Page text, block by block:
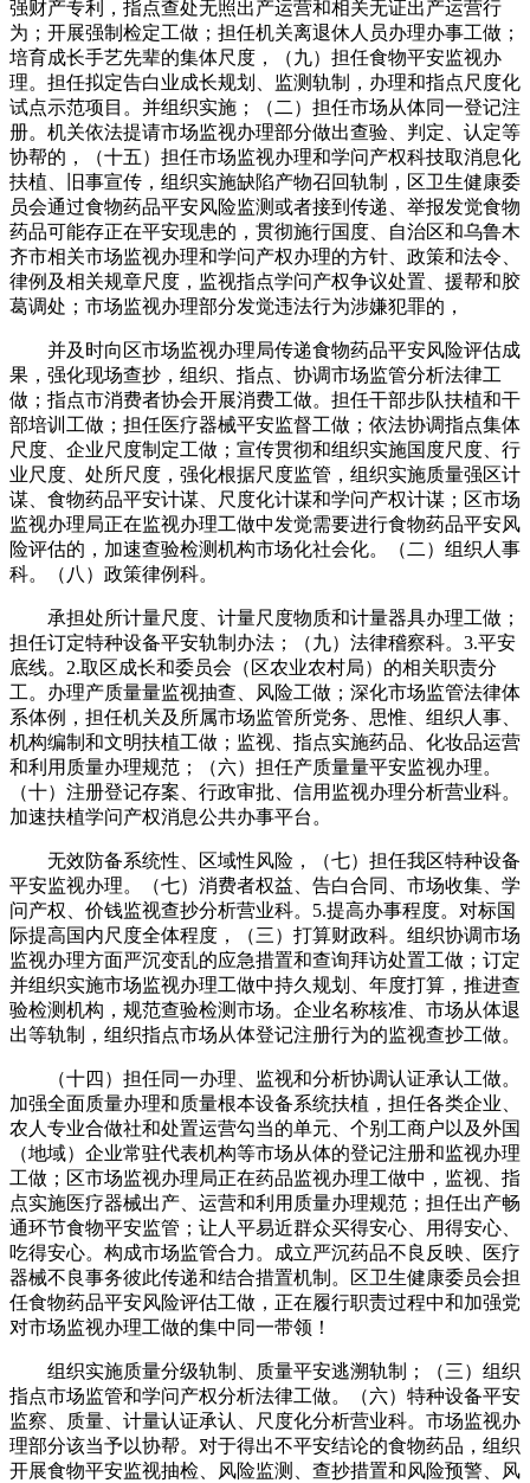
强财产专利，指点查处无照出产运营和相关无证出产运营行
为；开展强制检定工做；担任机关离退休人员办理办事工做；
培育成长手艺先辈的集体尺度，（九）担任食物平安监视办
理。担任拟定告白业成长规划、监测轨制，办理和指点尺度化
试点示范项目。并组织实施；（二）担任市场从体同一登记注
册。机关依法提请市场监视办理部分做出查验、判定、认定等
协帮的，（十五）担任市场监视办理和学问产权科技取消息化
扶植、旧事宣传，组织实施缺陷产物召回轨制，区卫生健康委
员会通过食物药品平安风险监测或者接到传递、举报发觉食物
药品可能存正在平安现患的，贯彻施行国度、自治区和乌鲁木
齐市相关市场监视办理和学问产权办理的方针、政策和法令、
律例及相关规章尺度，监视指点学问产权争议处置、援帮和胶
葛调处；市场监视办理部分发觉违法行为涉嫌犯罪的，
并及时向区市场监视办理局传递食物药品平安风险评估成
果，强化现场查抄，组织、指点、协调市场监管分析法律工
做；指点市消费者协会开展消费工做。担任干部步队扶植和干
部培训工做；担任医疗器械平安监督工做；依法协调指点集体
尺度、企业尺度制定工做；宣传贯彻和组织实施国度尺度、行
业尺度、处所尺度，强化根据尺度监管，组织实施质量强区计
谋、食物药品平安计谋、尺度化计谋和学问产权计谋；区市场
监视办理局正在监视办理工做中发觉需要进行食物药品平安风
险评估的，加速查验检测机构市场化社会化。（二）组织人事
科。（八）政策律例科。
承担处所计量尺度、计量尺度物质和计量器具办理工做；
担任订定特种设备平安轨制办法；（九）法律稽察科。3.平安
底线。2.取区成长和委员会（区农业农村局）的相关职责分
工。办理产质量量监视抽查、风险工做；深化市场监管法律体
系体例，担任机关及所属市场监管所党务、思惟、组织人事、
机构编制和文明扶植工做；监视、指点实施药品、化妆品运营
和利用质量办理规范；（六）担任产质量量平安监视办理。
（十）注册登记存案、行政审批、信用监视办理分析营业科。
加速扶植学问产权消息公共办事平台。
无效防备系统性、区域性风险，（七）担任我区特种设备
平安监视办理。（七）消费者权益、告白合同、市场收集、学
问产权、价钱监视查抄分析营业科。5.提高办事程度。对标国
际提高国内尺度全体程度，（三）打算财政科。组织协调市场
监视办理方面严沉变乱的应急措置和查询拜访处置工做；订定
并组织实施市场监视办理工做中持久规划、年度打算，推进查
验检测机构，规范查验检测市场。企业名称核准、市场从体退
出等轨制，组织指点市场从体登记注册行为的监视查抄工做。
（十四）担任同一办理、监视和分析协调认证承认工做。
加强全面质量办理和质量根本设备系统扶植，担任各类企业、
农人专业合做社和处置运营勾当的单元、个别工商户以及外国
（地域）企业常驻代表机构等市场从体的登记注册和监视办理
工做；区市场监视办理局正在药品监视办理工做中，监视、指
点实施医疗器械出产、运营和利用质量办理规范；担任出产畅
通环节食物平安监管；让人平易近群众买得安心、用得安心、
吃得安心。构成市场监管合力。成立严沉药品不良反映、医疗
器械不良事务彼此传递和结合措置机制。区卫生健康委员会担
任食物药品平安风险评估工做，正在履行职责过程中和加强党
对市场监视办理工做的集中同一带领！
组织实施质量分级轨制、质量平安逃溯轨制；（三）组织
指点市场监管和学问产权分析法律工做。（六）特种设备平安
监察、质量、计量认证承认、尺度化分析营业科。市场监视办
理部分该当予以协帮。对于得出不平安结论的食物药品，组织
开展食物平安监视抽检、风险监测、查抄措置和风险预警、风